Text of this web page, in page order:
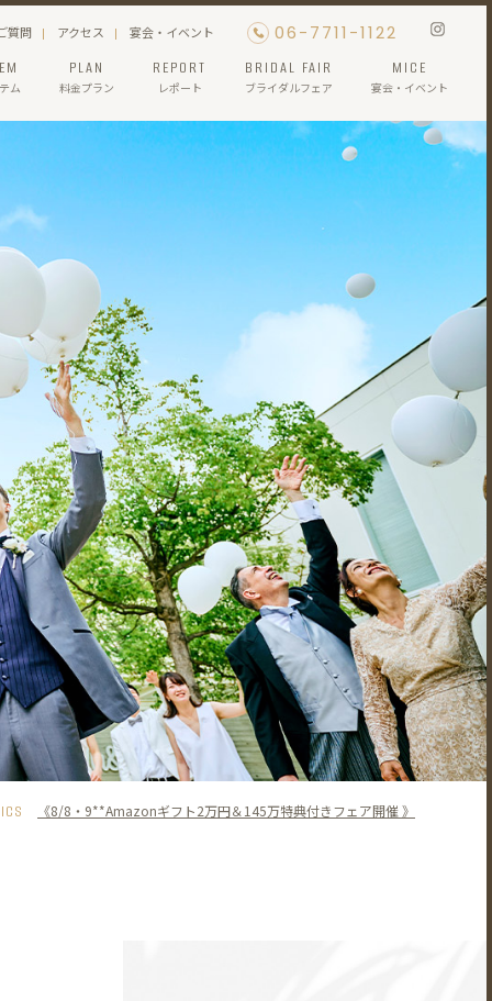
ム
PLAN
料金プラン
REPORT
レポート
BRIDAL FAIR
ブライダルフェア
MICE
宴会・イベント
質問 アクセス 宴会・イベント 06-7711-1122
《8/8・9**Amazonギフト2万円＆145万特典付きフェア開催 》